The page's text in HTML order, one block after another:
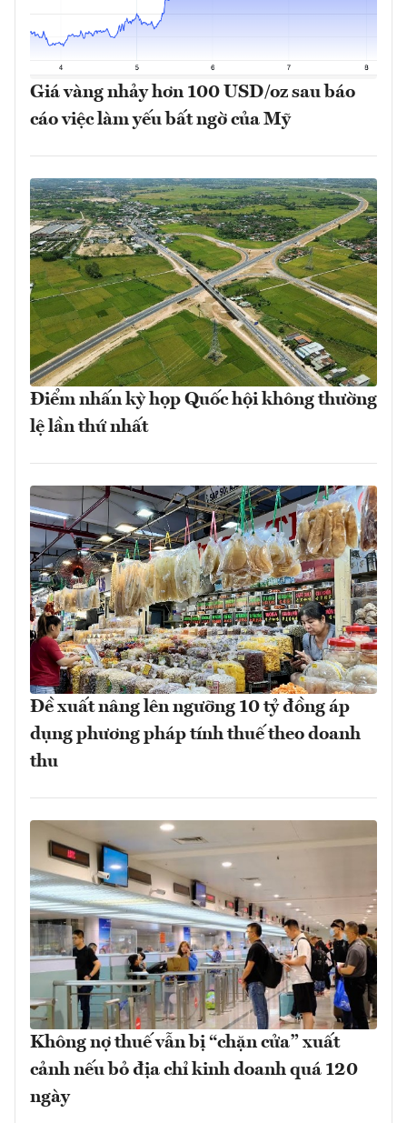
Giá vàng nhảy hơn 100 USD/oz sau báo
cáo việc làm yếu bất ngờ của Mỹ
Điểm nhấn kỳ họp Quốc hội không thường
lệ lần thứ nhất
Đề xuất nâng lên ngưỡng 10 tỷ đồng áp
dụng phương pháp tính thuế theo doanh
thu
Không nợ thuế vẫn bị “chặn cửa” xuất
cảnh nếu bỏ địa chỉ kinh doanh quá 120
ngày